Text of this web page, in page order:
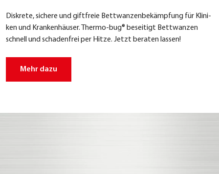
Dis­kre­te, siche­re und gift­freie Bettwanzen­bekämpfung für Kli­ni­
ken und Kran­ken­häu­ser. Ther­mo-bug® besei­tigt Bett­wan­zen
schnell und scha­den­frei per Hit­ze. Jetzt bera­ten las­sen!
Mehr dazu